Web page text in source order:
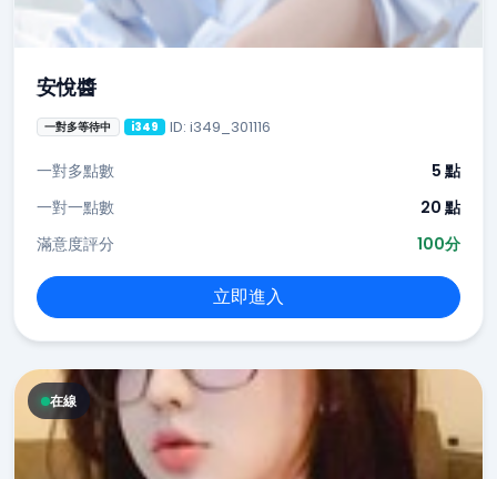
安悅醬
一對多等待中 i349 ID: i349_301116
一對多點數
5 點
一對一點數
20 點
滿意度評分
100分
立即進入
在線